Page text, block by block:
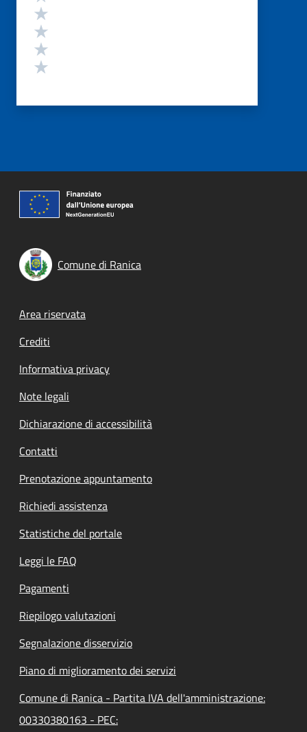
Comune di Ranica
Footer menu
Area riservata
Crediti
Informativa privacy
Note legali
Dichiarazione di accessibilità
Contatti
Prenotazione appuntamento
Richiedi assistenza
Statistiche del portale
Leggi le FAQ
Pagamenti
Riepilogo valutazioni
Segnalazione disservizio
Piano di miglioramento dei servizi
Comune di Ranica - Partita IVA dell'amministrazione:
00330380163 - PEC: